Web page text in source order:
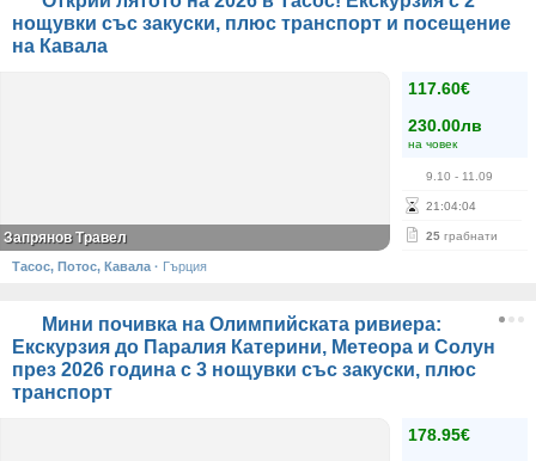
нощувки със закуски, плюс транспорт и посещение
на Кавала
117.60€
230.00лв
на човек
9.10 - 11.09
21 :04:04
25 грабнати
Запрянов Травел
Тасос, Потос, Кавала · Гърция
Мини почивка на Олимпийската ривиера:
Екскурзия до Паралия Катерини, Метеора и Солун
през 2026 година с 3 нощувки със закуски, плюс
транспорт
178.95€